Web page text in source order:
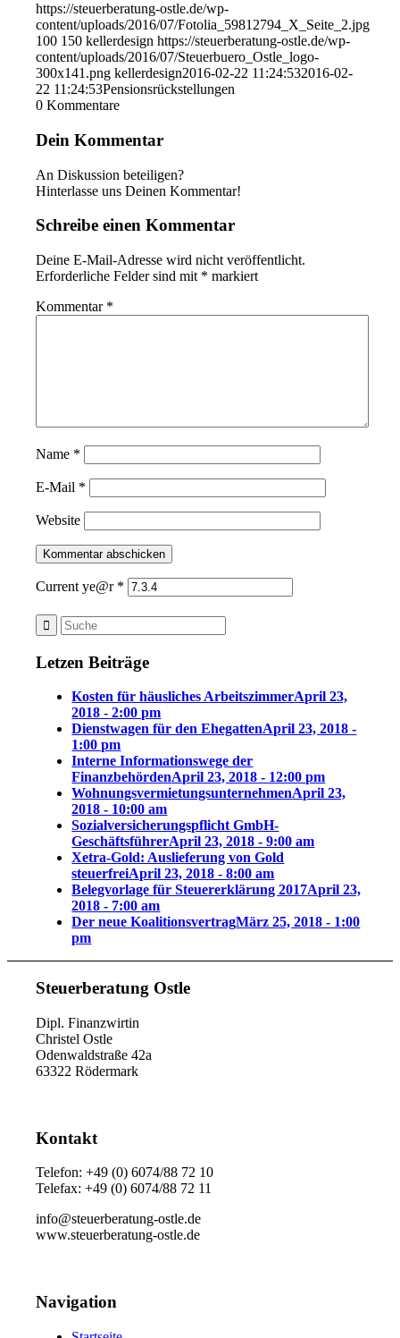
https://steuerberatung-ostle.de/wp-
content/uploads/2016/07/Fotolia_59812794_X_Seite_2.jpg
100 150 kellerdesign https://steuerberatung-ostle.de/wp-
content/uploads/2016/07/Steuerbuero_Ostle_logo-
300x141.png kellerdesign2016-02-22 11:24:532016-02-
22 11:24:53Pensionsrückstellungen
0 Kommentare
Dein Kommentar
An Diskussion beteiligen?
Hinterlasse uns Deinen Kommentar!
Schreibe einen Kommentar
Deine E-Mail-Adresse wird nicht veröffentlicht.
Erforderliche Felder sind mit * markiert
Kommentar *
Name *
E-Mail *
Website
Current ye@r *
Letzen Beiträge
Kosten für häusliches ArbeitszimmerApril 23,
2018 - 2:00 pm
Dienstwagen für den EhegattenApril 23, 2018 -
1:00 pm
Interne Informationswege der
FinanzbehördenApril 23, 2018 - 12:00 pm
WohnungsvermietungsunternehmenApril 23,
2018 - 10:00 am
Sozialversicherungspflicht GmbH-
GeschäftsführerApril 23, 2018 - 9:00 am
Xetra-Gold: Auslieferung von Gold
steuerfreiApril 23, 2018 - 8:00 am
Belegvorlage für Steuererklärung 2017April 23,
2018 - 7:00 am
Der neue KoalitionsvertragMärz 25, 2018 - 1:00
pm
Steuerberatung Ostle
Dipl. Finanzwirtin
Christel Ostle
Odenwaldstraße 42a
63322 Rödermark
Kontakt
Telefon: +49 (0) 6074/88 72 10
Telefax: +49 (0) 6074/88 72 11
info@steuerberatung-ostle.de
www.steuerberatung-ostle.de
Navigation